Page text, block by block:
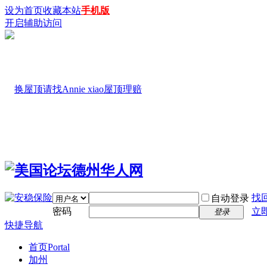
设为首页收藏本站手机版
开启辅助访问
自动登录 找
密码
登录
立
快捷导航
首页Portal
加州